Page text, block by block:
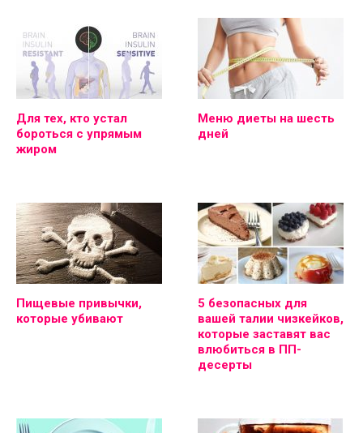
Для тех, кто устал
бороться с упрямым
жиром
Меню диеты на шесть
дней
Пищевые привычки,
которые убивают
5 безопасных для
вашей талии чизкейков,
которые заставят вас
влюбиться в ПП-
десерты